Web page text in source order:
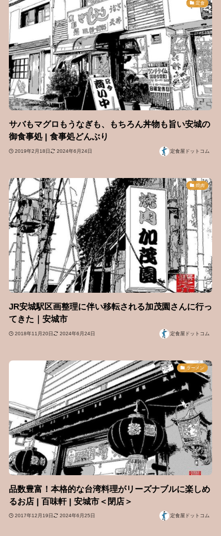
定食
サバもマグロもうなぎも、もちろん丼物も旨い安城の
御食事処 | 食事処どんぶり
2019年2月18日 2024年6月24日 定食屋ドットコム
焼肉
JR安城駅区画整理に伴い移転される加茂園さんに行っ
てきた｜安城市
2018年11月20日 2024年6月24日 定食屋ドットコム
ラーメン
品数豊富！本格的な台湾料理がリーズナブルに楽しめ
るお店 | 百味軒 | 安城市＜閉店＞
2017年12月19日 2024年6月25日 定食屋ドットコム